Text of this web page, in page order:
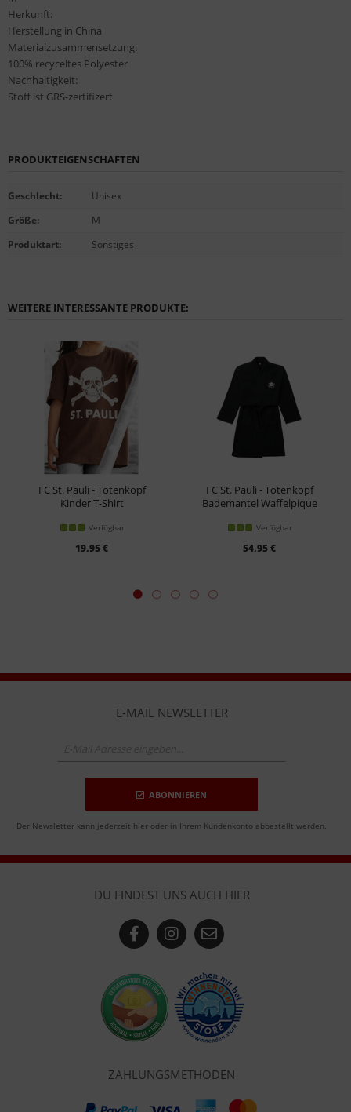
Herkunft:
Herstellung in China
Materialzusammensetzung:
100% recyceltes Polyester
Nachhaltigkeit:
Stoff ist GRS-zertifizert
PRODUKTEIGENSCHAFTEN
Geschlecht:
Unisex
Größe:
M
Produktart: Sonstiges
WEITERE INTERESSANTE PRODUKTE:
FC St. Pauli - Totenkopf
Kinder T-Shirt
Verfügbar
19,95 €
FC St. Pauli - Totenkopf
Bademantel Waffelpique
Verfügbar
54,95 €
E-MAIL NEWSLETTER
ABONNIEREN
Der Newsletter kann jederzeit hier oder in Ihrem Kundenkonto abbestellt werden.
DU FINDEST UNS AUCH HIER
ZAHLUNGSMETHODEN